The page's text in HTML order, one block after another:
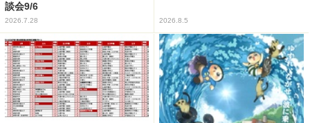
談会9/6
2026.7.28 2026.8.5